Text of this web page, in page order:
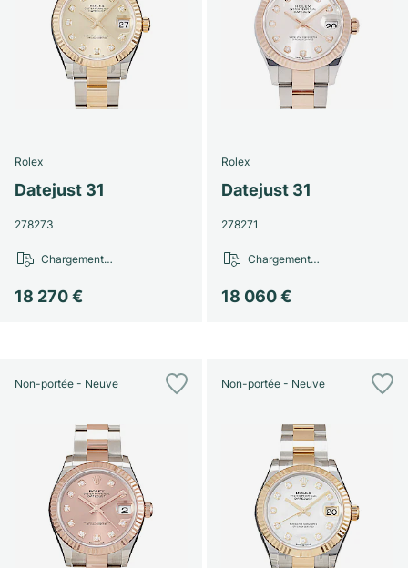
Rolex
Datejust 31
278273
18 270 €
Chargement…
Rolex
Datejust 31
278271
18 060 €
Chargement…
Non-portée - Neuve Non-portée - Neuve